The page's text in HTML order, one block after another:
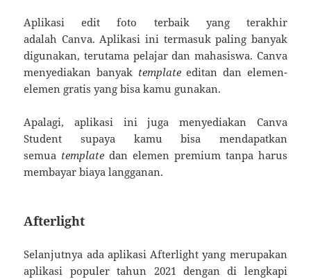
Aplikasi edit foto terbaik yang terakhir
adalah Canva. Aplikasi ini termasuk paling banyak
digunakan, terutama pelajar dan mahasiswa. Canva
menyediakan banyak templateeditan dan elemen-
elemen gratis yang bisa kamu gunakan.
Apalagi, aplikasi ini juga menyediakan Canva
Student supaya kamu bisa mendapatkan
semua templatedan elemen premium tanpa harus
membayar biaya langganan.
Afterlight
Selanjutnya ada aplikasi Afterlight yang merupakan
aplikasi populer tahun 2021 dengan di lengkapi